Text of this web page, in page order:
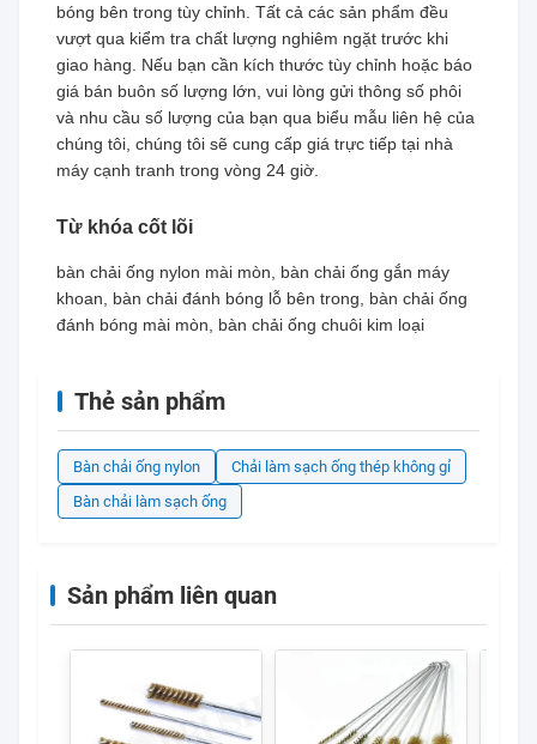
bóng bên trong tùy chỉnh. Tất cả các sản phẩm đều
vượt qua kiểm tra chất lượng nghiêm ngặt trước khi
giao hàng. Nếu bạn cần kích thước tùy chỉnh hoặc báo
giá bán buôn số lượng lớn, vui lòng gửi thông số phôi
và nhu cầu số lượng của bạn qua biểu mẫu liên hệ của
chúng tôi, chúng tôi sẽ cung cấp giá trực tiếp tại nhà
máy cạnh tranh trong vòng 24 giờ.
Từ khóa cốt lõi
bàn chải ống nylon mài mòn, bàn chải ống gắn máy
khoan, bàn chải đánh bóng lỗ bên trong, bàn chải ống
đánh bóng mài mòn, bàn chải ống chuôi kim loại
Thẻ sản phẩm
Bàn chải ống nylon
Chải làm sạch ống thép không gỉ
Bàn chải làm sạch ống
Sản phẩm liên quan